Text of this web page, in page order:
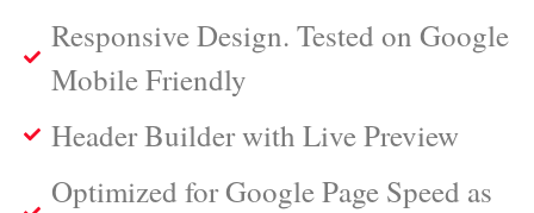
Responsive Design. Tested on Google
Mobile Friendly
Header Builder with Live Preview
Optimized for Google Page Speed as